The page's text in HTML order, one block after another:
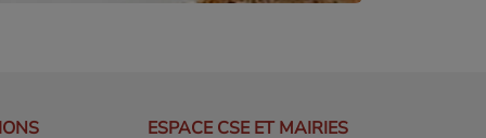
ESPACE CSE ET MAIRIES